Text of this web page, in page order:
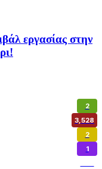
εργασίας στην
2
3,528
2
1